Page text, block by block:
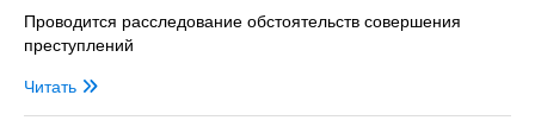
Проводится расследование обстоятельств совершения
преступлений
Читать